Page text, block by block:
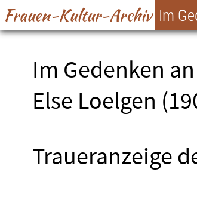
Frauen-Kultur-Archiv Im
Im Gedenken
Else Loelgen
Traueranzeige